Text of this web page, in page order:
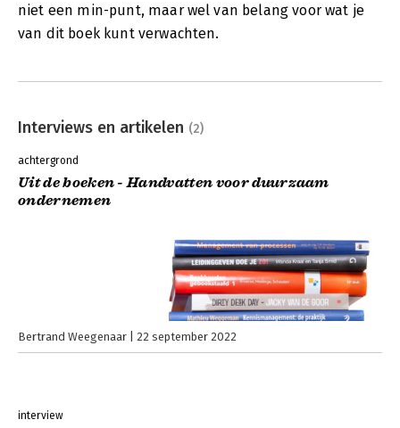
niet een min-punt, maar wel van belang voor wat je
van dit boek kunt verwachten.
Interviews en artikelen (2)
achtergrond
Uit de boeken - Handvatten voor duurzaam
ondernemen
Bertrand Weegenaar 22 september 2022
interview